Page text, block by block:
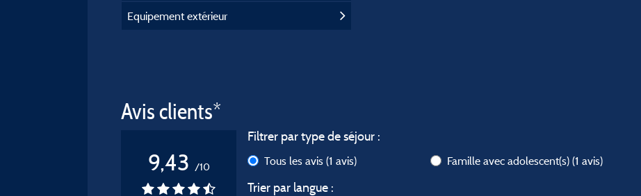
Equipement extérieur
Avis clients*
9,43 /10
Filtrer par type de séjour :
Tous les avis (1 avis) Famille avec adolescent(s)(1 avis)
Trier par langue :